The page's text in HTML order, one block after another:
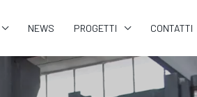
NEWS PROGETTI CONTATTI